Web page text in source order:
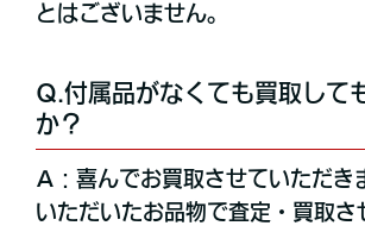
とはございません。
Q.付属品がなくても買取して
か？
A：喜んでお買取させていただき
いただいたお品物で査定・買取さ